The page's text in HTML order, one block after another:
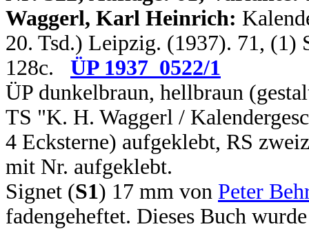
Waggerl, Karl Heinrich:
20. Tsd.) Leipzig. (1937). 71, (1)
128c.
ÜP 1937_0522/1
ÜP dunkelbraun, hellbraun
TS "K. H. Waggerl /
4 Ecksterne) aufgeklebt, RS
mit Nr. aufgeklebt.
Signet (S1) 17 mm von Peter
fadengeheftet. Dieses Buch